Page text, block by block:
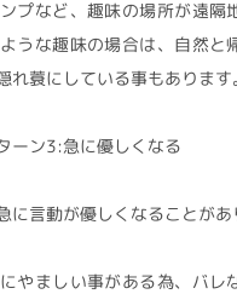
プなど、趣味の場所が遠隔
うな趣味の場合は、自然と
れ蓑にしている事もあります。
ーン3:急に優しくなる
に言動が優しくなることがあ
やましい事がある為、バレ